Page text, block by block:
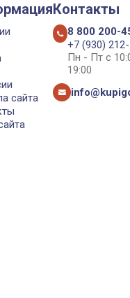
сайта
Контакты
8 800 200-
+7 (930)
Пн - Пт с
19:00